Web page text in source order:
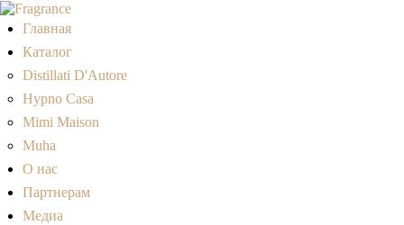
Главная
Каталог
Distillati D'Autore
Hypno Casa
Mimi Maison
Muha
О нас
Партнерам
Медиа